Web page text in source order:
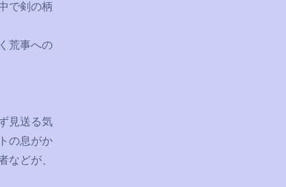
で剣の柄
荒事への
見送る気
の息がか
などが、